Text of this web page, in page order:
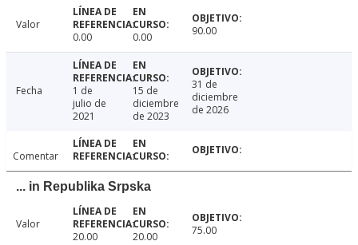
Valor
0.00
0.00 90.00
Fecha
1 de
julio de
2021
15 de
diciembre
de 2023
31 de
diciembre
de 2026
Comentar
... in Republika Srpska
Valor
20.00
20.00 75.00